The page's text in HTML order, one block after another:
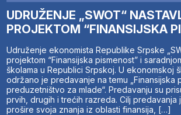
UDRUŽENJE „SWOT“
PROJEKTOM “FINANSIJSKA
Udruženje ekonomista Republike Srpske
projektom “Finansijska pismenost” i
školama u Republici Srpskoj. U ekonomskoj
održano je predavanje na temu „Finansijska
preduzetništvo za mlade“. Predavanju su
prvih, drugih i trećih razreda. Cilj predavanja
prošire svoja znanja iz oblasti finansija, […]